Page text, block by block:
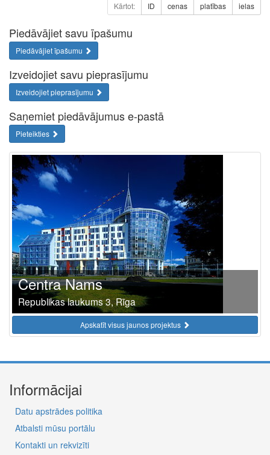
Kārtot: ID cenas platības ielas
Piedāvājiet savu īpašumu
Piedāvājiet īpašumu
Izveidojiet savu pieprasījumu
Izveidojiet pieprasījumu
Saņemiet piedāvājumus e-pastā
Pieteikties
Centra Nams
Republikas laukums 3, Rīga
Apskatīt visus jaunos projektus
Informācijai
Datu apstrādes politika
Atbalsti mūsu portālu
Kontakti un rekvizīti